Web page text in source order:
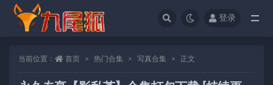
登录
当前位置： 首页 热门合集 写真合集 正文
全部